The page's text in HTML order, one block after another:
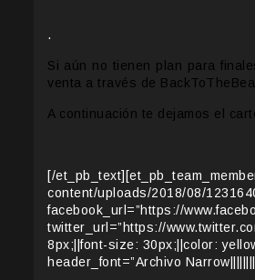
.
Si aún no tienen plan para
venta a través de
A continuación te dejamos el
[/
content/uploads/2018/08/
facebook_url=”https://
twitter_url=”https://
8px;||font-size: 30px;||color:
header_font=”Archivo